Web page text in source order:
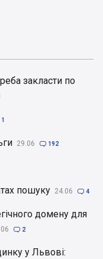
закласти по
1
29.06  192
пошуку 24.06  4
домену для
 2
у Львові: